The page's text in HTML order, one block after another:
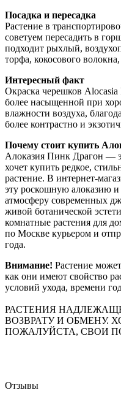
Посадка и пересадка
Растение в
советуем пересадить в
подходит рыхлый,
торфа, кокосового
Интересный факт
Окраска черешков
более насыщенной при
влажности воздуха,
более контрастно и
Почему стоит купить
Алоказия Пинк Драгон —
хочет купить редкое,
растение. В интернет-
эту роскошную алоказию и
атмосферу современных
живой ботанической
комнатные растения для
по Москве курьером и
года.
Внимание! Растение
как они имеют свойство
условий ухода, времени
РАСТЕНИЯ
ВОЗВРАТУ И ОБМЕНУ.
ПОЖАЛУЙСТА, СВОИ
Отзывы